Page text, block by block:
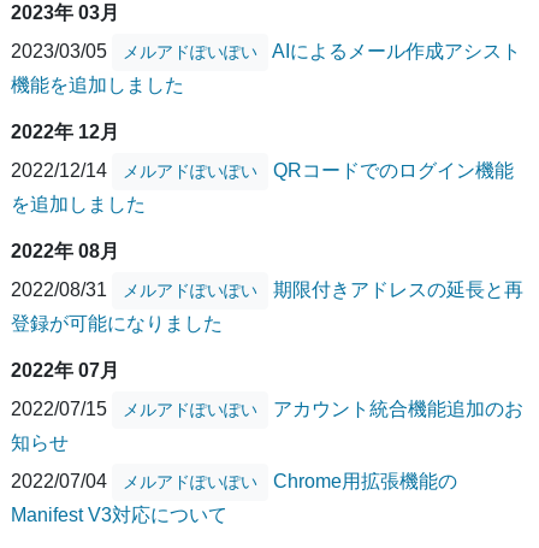
2023年 03月
2023/03/05
メルアドぽいぽい
AIによるメール作成アシスト
機能を追加しました
2022年 12月
2022/12/14
メルアドぽいぽい
QRコードでのログイン機能
を追加しました
2022年 08月
2022/08/31
メルアドぽいぽい
期限付きアドレスの延長と再
登録が可能になりました
2022年 07月
2022/07/15
メルアドぽいぽい
アカウント統合機能追加のお
知らせ
2022/07/04
メルアドぽいぽい
Chrome用拡張機能の
Manifest V3対応について